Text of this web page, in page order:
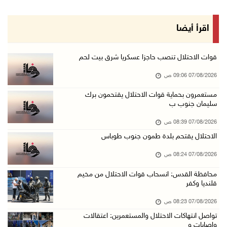
48 إصابة منذ بدء عدوان الاحتلال على مخيم قلند ...
الاحتلال يعتقل شابين من المغير
06/آب/2026 10:27 م
06/آب/2026 10:01 م
رئيس بلدية الخليل يطلع وفدا أميركيا على تطورا ...
06/آب/2026 09:59 م
إصابة مسن بجروح ورضوض إثر اعتداء جيش الاحتلال ...
06/آب/2026 09:13 م
ورشة توصي بخطة عاجلة لاستعادة التعليم الوجاهي ...
اقرأ أيضا
قوات الاحتلال تنصب حاجزا عسكريا شرق بيت لحم
07/08/2026 09:06 ص
مستعمرون بحماية قوات الاحتلال يقتحمون برك
سليمان جنوب ب
07/08/2026 08:39 ص
الاحتلال يقتحم بلدة طمون جنوب طوباس
07/08/2026 08:24 ص
محافظة القدس: انسحاب قوات الاحتلال من مخيم
قلنديا وكفر
07/08/2026 08:23 ص
تواصل انتهاكات الاحتلال والمستعمرين: اعتقالات
وإصابات و